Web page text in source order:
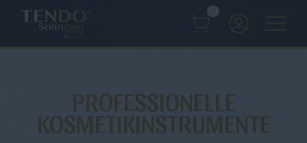
0
PROFESSIONELLE
KOSMETIKINSTRUMENTE